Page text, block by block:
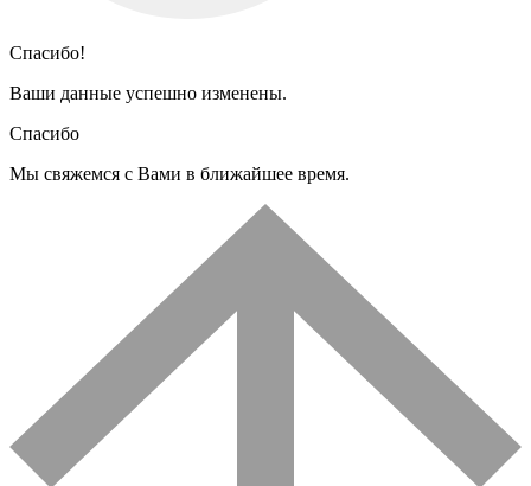
Спасибо!
Ваши данные успешно изменены.
Спасибо
Мы свяжемся с Вами в ближайшее время.